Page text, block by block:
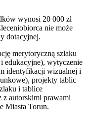
wynosi 20 000 zł
nie może
dotacyjnej.
merytoryczną szlaku
edukacyjne), wytyczenie
identyfikacji wizualnej i
projekty tablic
i tablice
z autorskimi prawami
Miasta Torun.